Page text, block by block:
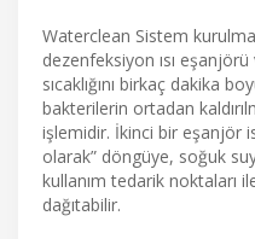
Waterclean Sistem
dezenfeksiyon ısı
sıcaklığını birkaç dakika
bakterilerin ortadan
işlemidir. İkinci bir eşanjör
olarak” döngüye, soğuk
kullanım tedarik noktaları
dağıtabilir.